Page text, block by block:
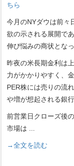
ちら
今月のNYダウは前々
欲の示される展開で
伸び悩みの商状となっ
昨夜の米長期金利は
力がかかりやすく、
PER株には売りの流
や増が想起される銀
前営業日クローズ後
市場は
→全文を読む